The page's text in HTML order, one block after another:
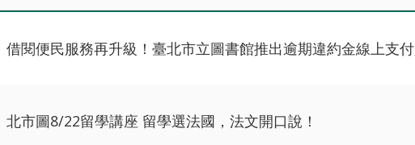
借閱便民服務再升級！臺北市立圖書館推出逾期違約金線上支
北市圖8/22留學講座 留學選法國，法文開口說！